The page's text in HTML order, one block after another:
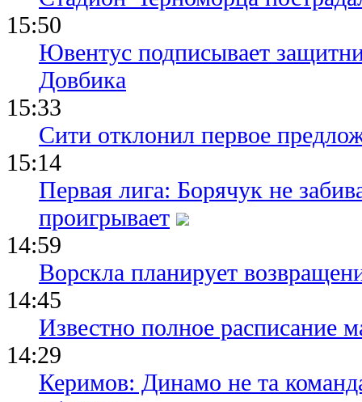
15:50
Ювентус подписывает
Довбика
15:33
Сити отклонил первое
15:14
Первая лига: Борячук не
проигрывает
14:59
Ворскла планирует
14:45
Известно полное расписание
14:29
Керимов: Динамо не та
обыграть